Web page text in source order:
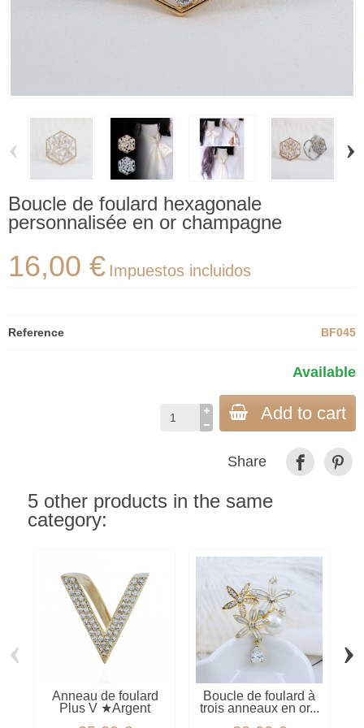
‹ ›
Boucle de foulard hexagonale
personnalisée en or champagne
16,00 € Impuestos incluidos
Reference BF045
Available
Add to cart
Share
5 other products in the same
category:
Anneau de foulard
Plus V ★Argent
Boucle de foulard à
trois anneaux en or...
‹ ›